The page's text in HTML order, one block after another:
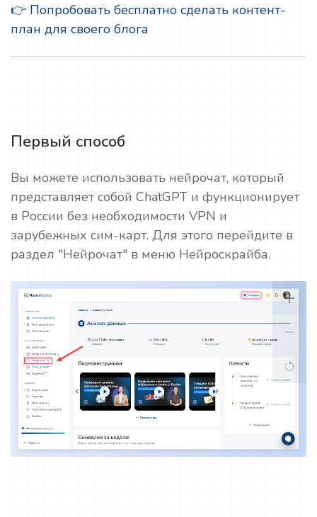
👉 Попробовать бесплатно сделать контент-
план для своего блога
Первый способ
Вы можете использовать нейрочат, который
представляет собой ChatGPT и функционирует
в России без необходимости VPN и
зарубежных сим-карт. Для этого перейдите в
раздел "Нейрочат" в меню Нейроскрайба.